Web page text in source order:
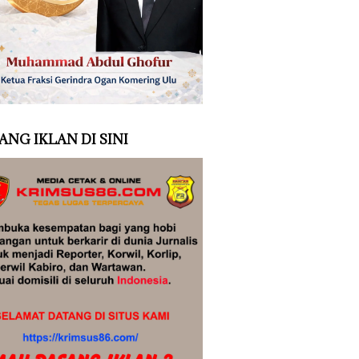
IKLAN DI SINI